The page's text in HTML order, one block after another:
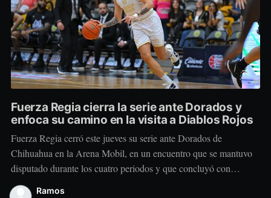
Fuerza Regia cierra la serie ante Dorados y
enfoca su camino en la visita a Diablos Rojos
Fuerza Regia cerró este jueves su serie ante Dorados de
Chihuahua en la Arena Mobil, en un encuentro que se mantuvo
disputado durante los cuatro periodos y que concluyó con
marcador de 86-92 a favor del conjunto visitante. El cuadro
Ramos